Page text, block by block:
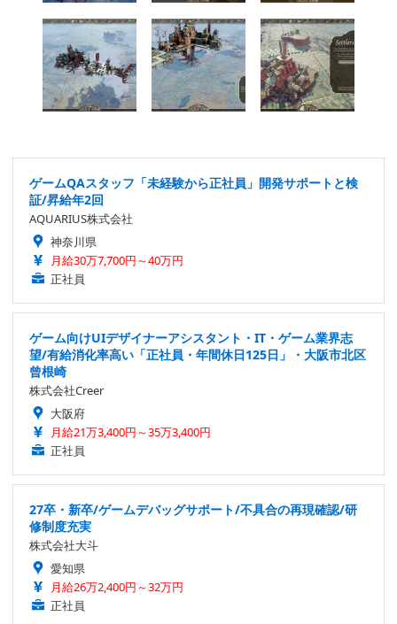
ゲームQAスタッフ「未経験から正社員」開発サポートと検
証/昇給年2回
AQUARIUS株式会社
神奈川県
月給30万7,700円～40万円
正社員
ゲーム向けUIデザイナーアシスタント・IT・ゲーム業界志
望/有給消化率高い「正社員・年間休日125日」・大阪市北区
曾根崎
株式会社Creer
大阪府
月給21万3,400円～35万3,400円
正社員
27卒・新卒/ゲームデバッグサポート/不具合の再現確認/研
修制度充実
株式会社大斗
愛知県
月給26万2,400円～32万円
正社員